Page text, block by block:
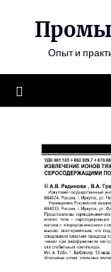
содержимому
Опыт и